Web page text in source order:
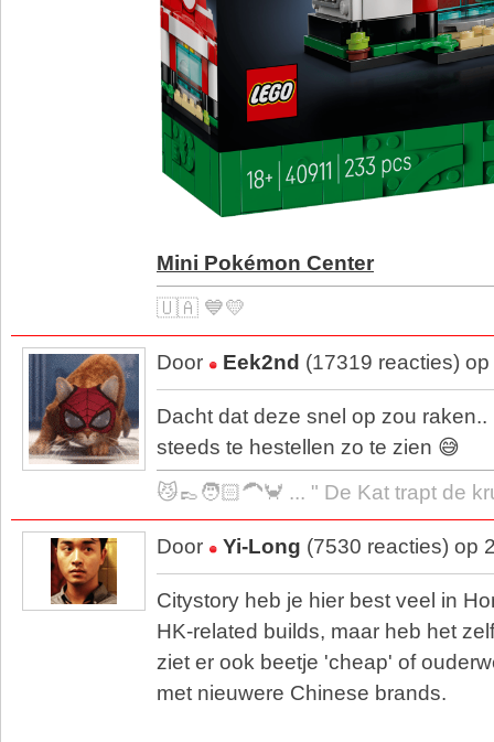
Mini Pokémon Center
🇺🇦 💙💛
Door Eek2nd (17319 reacties)
Dacht dat deze snel op zou
steeds te hestellen zo te zien 😅
😼👞🧑🏻‍🦱🦀 ... " De Kat trapt de
Door Yi-Long (7530 reacties) op
Citystory heb je hier best veel in
HK-related builds, maar heb het
ziet er ook beetje 'cheap' of
met nieuwere Chinese brands.